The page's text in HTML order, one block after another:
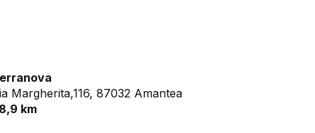
Margherita,116, 87032 Amantea
km